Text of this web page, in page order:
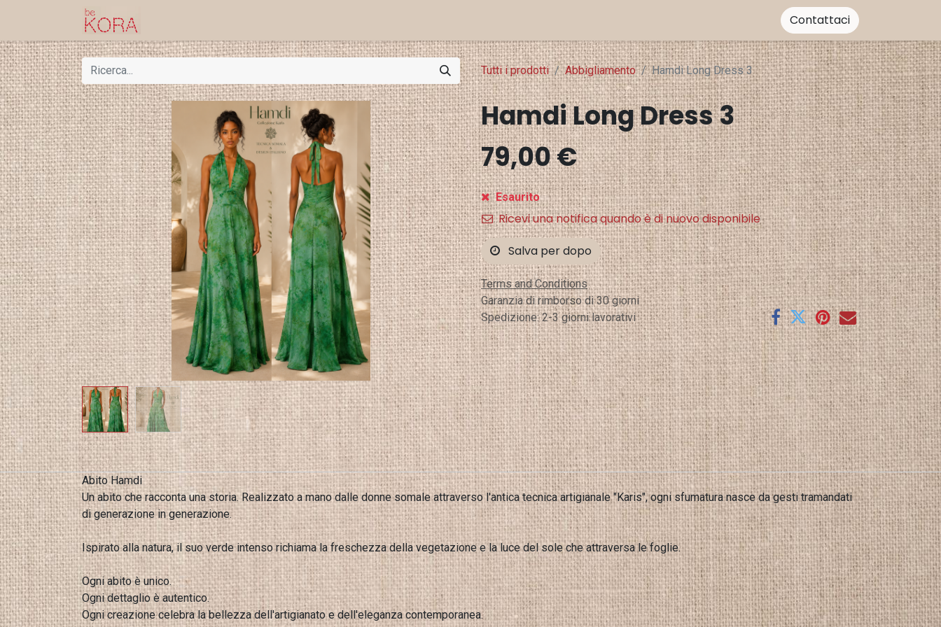
Contattaci
Tutti i prodotti Abbigliamento Hamdi Long Dress 3
Hamdi Long Dress 3
79,00€
Esaurito
Ricevi una notifica quando è di nuovo disponibile
Salva per dopo
Terms and Conditions
Garanzia di rimborso di 30 giorni
Spedizione: 2-3 giorni lavorativi
Abito Hamdi
Un abito che racconta una storia. Realizzato a mano dalle donne somale attraverso l'antica tecnica artigianale "Karis", ogni sfumatura nasce da gesti tramandati
di generazione in generazione.
Ispirato alla natura, il suo verde intenso richiama la freschezza della vegetazione e la luce del sole che attraversa le foglie.
Ogni abito è unico.
Ogni dettaglio è autentico.
Ogni creazione celebra la bellezza dell'artigianato e dell'eleganza contemporanea.